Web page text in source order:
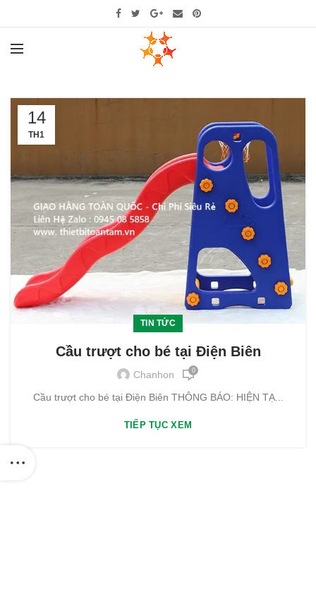
14
TH1
TIN TỨC
Cầu trượt cho bé tại Điện Biên
Chanhon 0
Cầu trượt cho bé tại Điện Biên THÔNG BÁO: HIỆN TẠ...
TIẾP TỤC XEM